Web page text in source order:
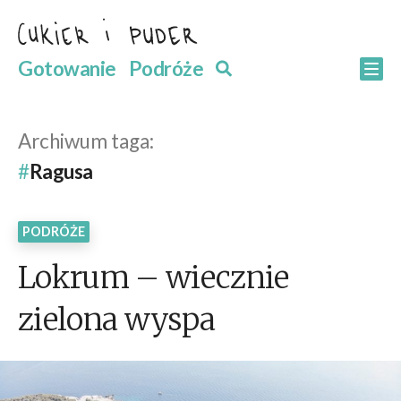
do
treści
Szukaj
Gotowanie Podróże Szukaj
Archiwum taga:
Ragusa
PODRÓŻE
Lokrum – wiecznie
zielona wyspa